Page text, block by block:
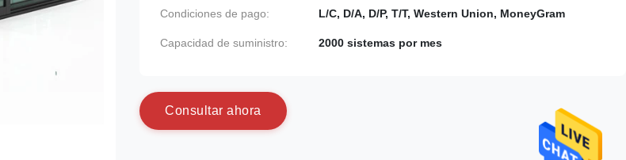
Condiciones de pago: L/C, D/A, D/P, T/T, Western Union, MoneyGram
Capacidad de suministro: 2000 sistemas por mes
Consu tar a hora